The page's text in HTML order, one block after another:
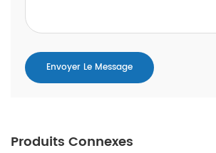
Produits Connexes